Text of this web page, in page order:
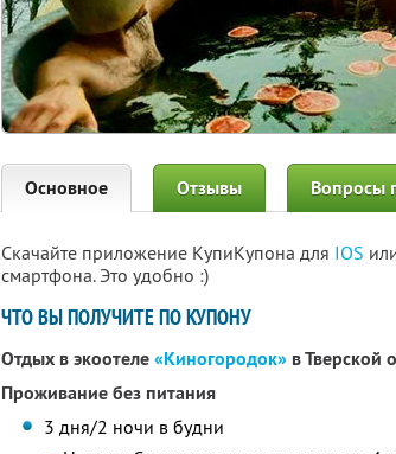
Основное Отзывы Вопросы
Скачайте приложение КупиКупона для IOS
смартфона. Это удобно :)
ЧТО ВЫ ПОЛУЧИТЕ ПО КУПОНУ
Отдых в экоотеле«Киногородок» в Тверской
Проживание без питания
3 дня/2 ночи в будни